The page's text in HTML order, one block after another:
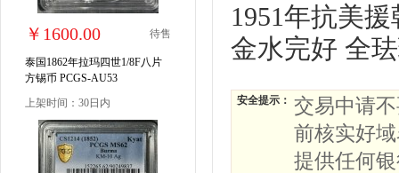
￥1600.00 待售
泰国1862年拉玛四世1/8F八片
方锡币 PCGS-AU53
上架时间：30日内
1951年抗美
金水完好 全
安全提示： 交易中请
前核实好
提供任何